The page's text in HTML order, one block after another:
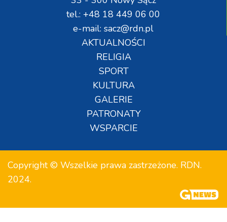
tel.: +48 18 449 06 00
e-mail: sacz@rdn.pl
AKTUALNOŚCI
RELIGIA
SPORT
KULTURA
GALERIE
PATRONATY
WSPARCIE
Copyright © Wszelkie prawa zastrzeżone. RDN.
2024.